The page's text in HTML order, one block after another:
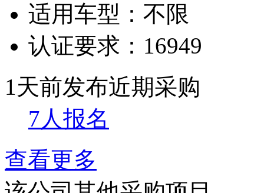
适用车型： 不限
认证要求： 16949
1天前发布近期采购
7人报名
查看更多